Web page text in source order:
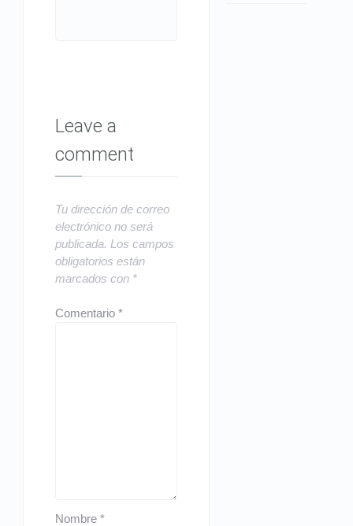
Leave a
comment
Tu dirección de correo
electrónico no será
publicada. Los campos
obligatorios están
marcados con *
Comentario*
Nombre*